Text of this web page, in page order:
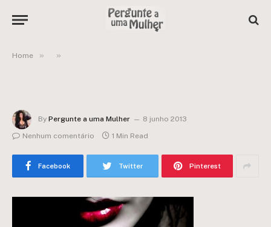
Home » »
By Pergunte a uma Mulher
8 junho 2013
Nenhum comentário
1 Min Read
Facebook Twitter Pinterest